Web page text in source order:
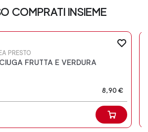
COMPRATI INSIEME
PRESTO
FRUTTA E VERDURA
8,90 €